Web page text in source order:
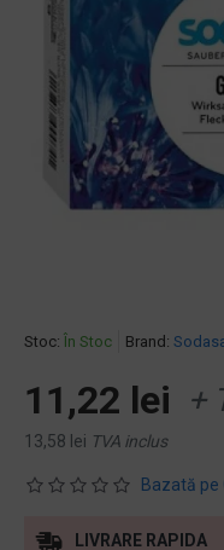
Stoc: În Stoc Brand:
Bazată pe
11,22 lei +
13,58 lei TVA inclus
LIVRARE RAPIDA